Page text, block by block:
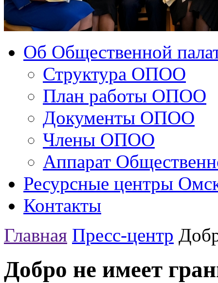
Об Общественной
Структура ОПОО
План работы ОПОО
Документы ОПОО
Члены ОПОО
Аппарат
Ресурсные центры
Контакты
Главная Пресс-центр
Добро не имеет